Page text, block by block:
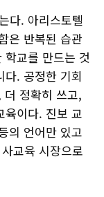
다. 아리스토텔
은 반복된 습관
학교를 만드는 것
. 공정한 기회
정확히 쓰고,
육이다. 진보 교
의 언어만 있고
교육 시장으로